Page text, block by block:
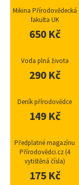
Mikina Přírodovědecká
fakulta UK
650 Kč
Voda plná života
290 Kč
Deník přírodovědce
149 Kč
Předplatné magazínu
Přírodovědci.cz (4
vytištěná čísla)
175 Kč